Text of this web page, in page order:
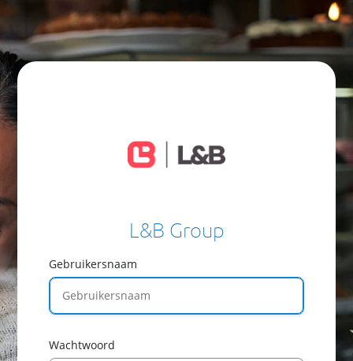
L&B Group
Gebruikersnaam
Wachtwoord